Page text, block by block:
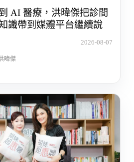
AI 醫療，洪暐傑把診間
識帶到媒體平台繼續說
2026-08-07
暐傑